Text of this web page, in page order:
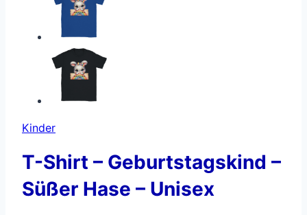
Kinder
T-Shirt – Geburtstagskind –
Süßer Hase – Unisex